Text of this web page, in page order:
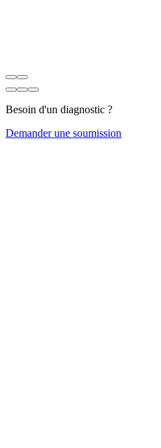
Besoin d'un diagnostic ?
Demander une soumission